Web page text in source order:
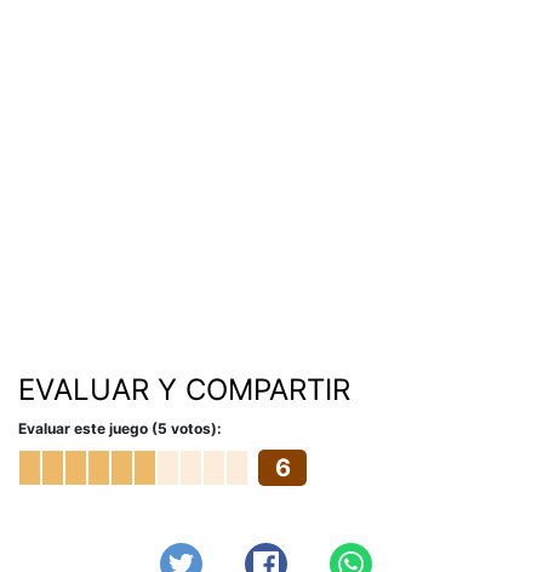
EVALUAR Y COMPARTIR
Evaluar este juego (5 votos):
6